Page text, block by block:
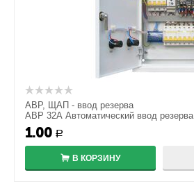
АВР, ЩАП - ввод резерва
АВР 32А Автоматический ввод резерва
1.00 Р
В КОРЗИНУ